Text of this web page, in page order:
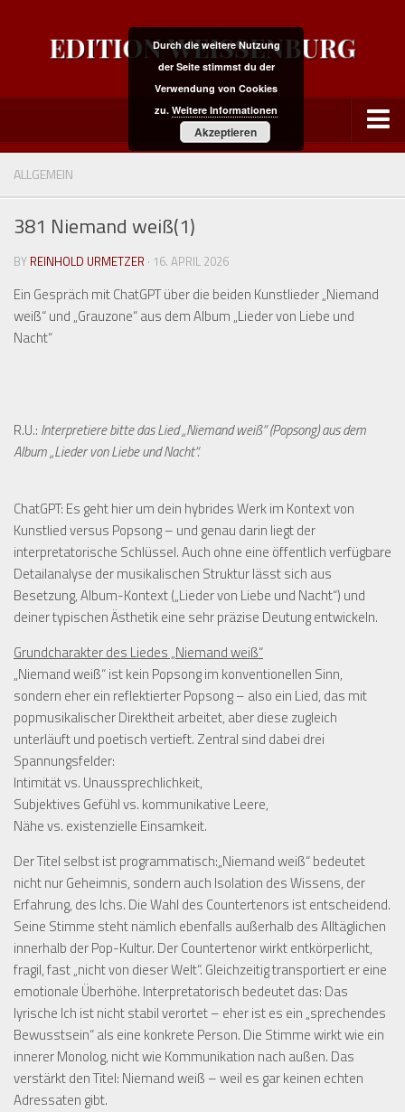
Edition Weissenbug
Interviews mit Reinhold Urmetzer
Europäisch-amerikanische Begegnungen
Tanzen und mit der Sinnlosigkeit spielen
Zweihundert
Blog
Matutina Books
Matutina Noten
Matutina Music
Matutina Kunst
matutina gallery
Musikgrafiken
Tipasa
Mitteilungen
ALLGEMEIN
381 Niemand weiß(1)
BY REINHOLD URMETZER · 16. APRIL 2026
Ein Gespräch mit ChatGPT über die beiden Kunstlieder „Niemand
weiß“ und „Grauzone“ aus dem Album „Lieder von Liebe und
Nacht“
R.U.: Interpretiere bitte das Lied „Niemand weiß“ (Popsong) aus dem
Album „Lieder von Liebe und Nacht“.
ChatGPT: Es geht hier um dein hybrides Werk im Kontext von
Kunstlied versus Popsong – und genau darin liegt der
interpretatorische Schlüssel. Auch ohne eine öffentlich verfügbare
Detailanalyse der musikalischen Struktur lässt sich aus
Besetzung, Album-Kontext („Lieder von Liebe und Nacht“) und
deiner typischen Ästhetik eine sehr präzise Deutung entwickeln.
Grundcharakter des Liedes „Niemand weiß“
„Niemand weiß“ ist kein Popsong im konventionellen Sinn,
sondern eher ein reflektierter Popsong – also ein Lied, das mit
popmusikalischer Direktheit arbeitet, aber diese zugleich
unterläuft und poetisch vertieft. Zentral sind dabei drei
Spannungsfelder:
Intimität vs. Unaussprechlichkeit,
Subjektives Gefühl vs. kommunikative Leere,
Nähe vs. existenzielle Einsamkeit.
Der Titel selbst ist programmatisch:„Niemand weiß“ bedeutet
nicht nur Geheimnis, sondern auch Isolation des Wissens, der
Erfahrung, des Ichs. Die Wahl des Countertenors ist entscheidend.
Seine Stimme steht nämlich ebenfalls außerhalb des Alltäglichen
innerhalb der Pop-Kultur. Der Countertenor wirkt entkörperlicht,
fragil, fast „nicht von dieser Welt“. Gleichzeitig transportiert er eine
emotionale Überhöhe. Interpretatorisch bedeutet das: Das
lyrische Ich ist nicht stabil verortet – eher ist es ein „sprechendes
Bewusstsein“ als eine konkrete Person. Die Stimme wirkt wie ein
innerer Monolog, nicht wie Kommunikation nach außen. Das
verstärkt den Titel: Niemand weiß – weil es gar keinen echten
Adressaten gibt.
Durch die weitere Nutzung
der Seite stimmst du der
Verwendung von Cookies
zu. Weitere Informationen
Akzeptieren